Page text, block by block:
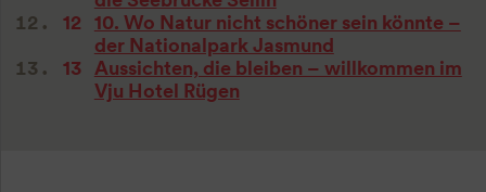
10. Wo Natur nicht schöner sein könnte –
der Nationalpark Jasmund
Aussichten, die bleiben – willkommen im
Vju Hotel Rügen